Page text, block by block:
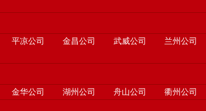
平凉公司 金昌公司 武威公司 兰州公司
金华公司 湖州公司 舟山公司 衢州公司